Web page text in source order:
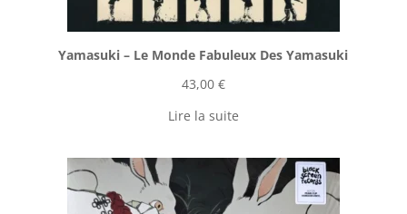
Yamasuki ‎– Le Monde Fabuleux Des Yamasuki
43,00 €
Lire la suite